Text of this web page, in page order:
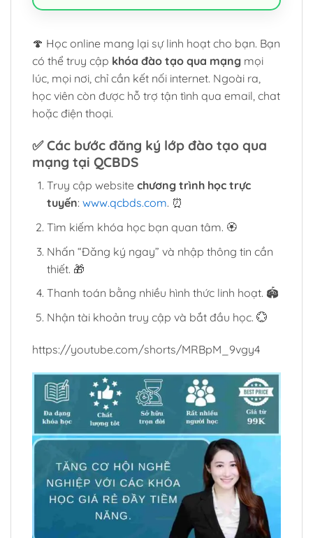
🍄 Học online mang lại sự linh hoạt cho bạn. Bạn
có thể truy cập khóa đào tạo qua mạng mọi
lúc, mọi nơi, chỉ cần kết nối internet. Ngoài ra,
học viên còn được hỗ trợ tận tình qua email, chat
hoặc điện thoại.
✅Các bước đăng ký lớp đào tạo qua
mạng tại QCBDS
Truy cập website chương trình học trực
tuyến: www.qcbds.com. ⏰
Tìm kiếm khóa học bạn quan tâm. 🏵️
Nhấn “Đăng ký ngay” và nhập thông tin cần
thiết. 🎁
Thanh toán bằng nhiều hình thức linh hoạt. 🏟️
Nhận tài khoản truy cập và bắt đầu học. 💮
https://youtube.com/shorts/MRBpM_9vgy4